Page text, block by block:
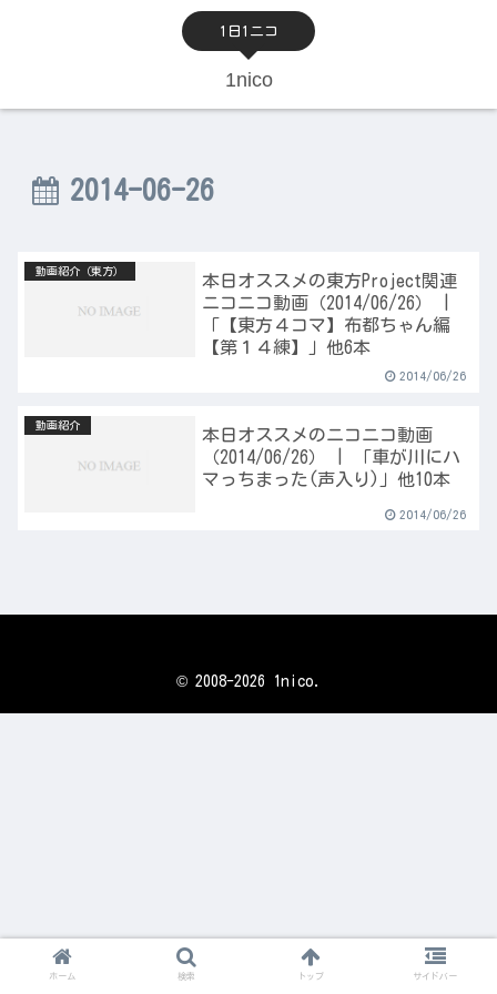
1日1ニコ
1nico
2014-06-26
動画紹介（東方）
本日オススメの東方Project関連
ニコニコ動画（2014/06/26） |
「【東方４コマ】布都ちゃん編
【第１４練】」他6本
2014/06/26
動画紹介
本日オススメのニコニコ動画
（2014/06/26） | 「車が川にハ
マっちまった(声入り)」他10本
2014/06/26
© 2008-2026 1nico.
ホーム 検索 トップ サイドバー